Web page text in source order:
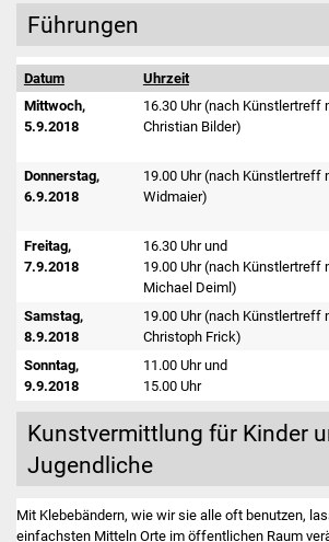
Führungen
Datum
Uhrzeit
Mittwoch,
5.9.2018
16.30 Uhr (nach Künstlertreff
Christian Bilder)
Donnerstag,
6.9.2018
19.00 Uhr (nach Künstlertreff
Widmaier)
Freitag,
7.9.2018
16.30 Uhr und
19.00 Uhr (nach Künstlertreff
Michael Deiml)
Samstag,
8.9.2018
19.00 Uhr (nach Künstlertreff
Christoph Frick)
Sonntag,
9.9.2018
11.00 Uhr und
15.00 Uhr
Kunstvermittlung für Kinder
Jugendliche
Mit Klebebändern, wie wir sie alle oft benutzen,
einfachsten Mitteln Orte im öffentlichen Raum